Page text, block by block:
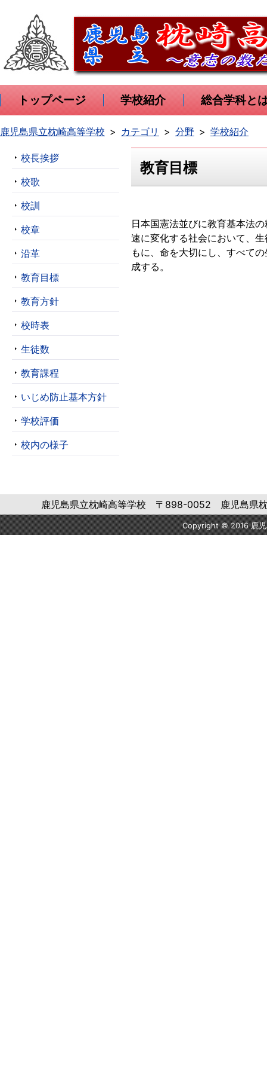
トップページ 学校紹介 総合学科と
鹿児島県立枕崎高等学校 カテゴリ 分野 学校紹介
教育目標
日本国憲法並びに教育基本法
速に変化する社会において、
もに、命を大切にし、すべて
成する。
校長挨拶
校歌
校訓
校章
沿革
教育目標
教育方針
校時表
生徒数
教育課程
いじめ防止基本方針
学校評価
校内の様子
鹿児島県立枕崎高等学校 〒898-0052 鹿児島県
Copyright © 2016 鹿児